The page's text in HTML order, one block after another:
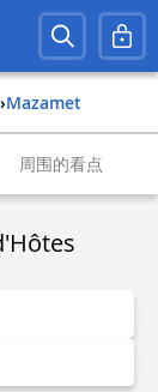
› mazamet
周围的看点